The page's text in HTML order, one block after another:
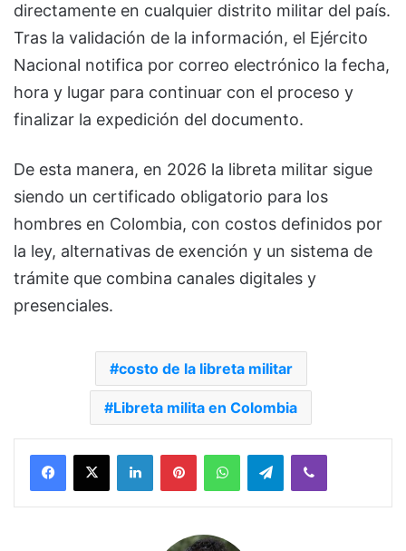
directamente en cualquier distrito militar del país.
Tras la validación de la información, el Ejército
Nacional notifica por correo electrónico la fecha,
hora y lugar para continuar con el proceso y
finalizar la expedición del documento.
De esta manera, en 2026 la libreta militar sigue
siendo un certificado obligatorio para los
hombres en Colombia, con costos definidos por
la ley, alternativas de exención y un sistema de
trámite que combina canales digitales y
presenciales.
costo de la libreta militar
Libreta milita en Colombia
Facebook
X LinkedInPinterestWhatsAppTelegramViber